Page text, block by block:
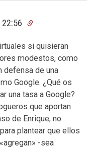
si quisieran
modestos, como
defensa de una
Google. ¿Qué os
una tasa a Google?
que aportan
de Enrique, no
plantear que ellos
-sea